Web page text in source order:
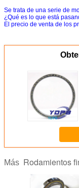
Se trata de una serie de
¿Qué es lo que está
El precio de venta de los
Más Rodamientos